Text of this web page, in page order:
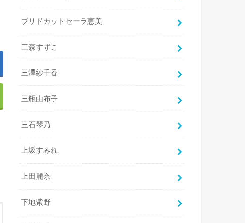
ブリドカットセーラ恵美
三森すずこ
三澤紗千香
三瓶由布子
三石琴乃
上坂すみれ
上田麗奈
下地紫野